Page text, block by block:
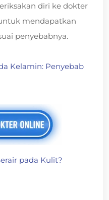
diri ke dokter
mendapatkan
penyebabnya.
Kelamin: Penyebab
pada Kulit?